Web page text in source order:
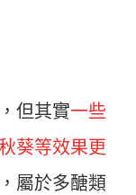
但其實一些
葵等效果更
屬於多醣類